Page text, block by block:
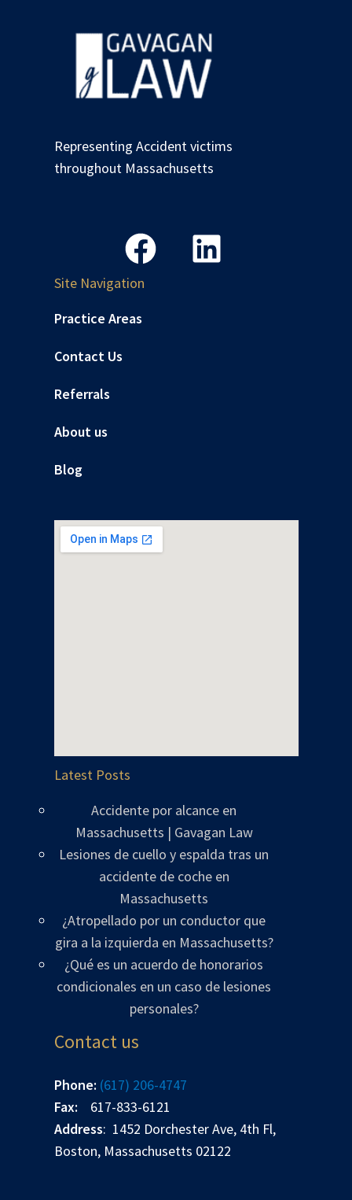
Representing Accident victims
throughout Massachusetts
Site Navigation
Practice Areas
Contact Us
Referrals
About us
Blog
Latest Posts
Accidente por alcance en
Massachusetts | Gavagan Law
Lesiones de cuello y espalda tras un
accidente de coche en
Massachusetts
¿Atropellado por un conductor que
gira a la izquierda en Massachusetts?
¿Qué es un acuerdo de honorarios
condicionales en un caso de lesiones
personales?
Contact us
Phone: (617) 206-4747
Fax: 617-833-6121
Address: 1452 Dorchester Ave, 4th Fl,
Boston, Massachusetts 02122